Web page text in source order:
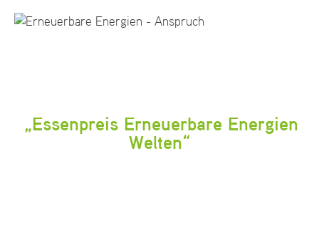
„Essenpreis Erneuerbare Energien
Welten“